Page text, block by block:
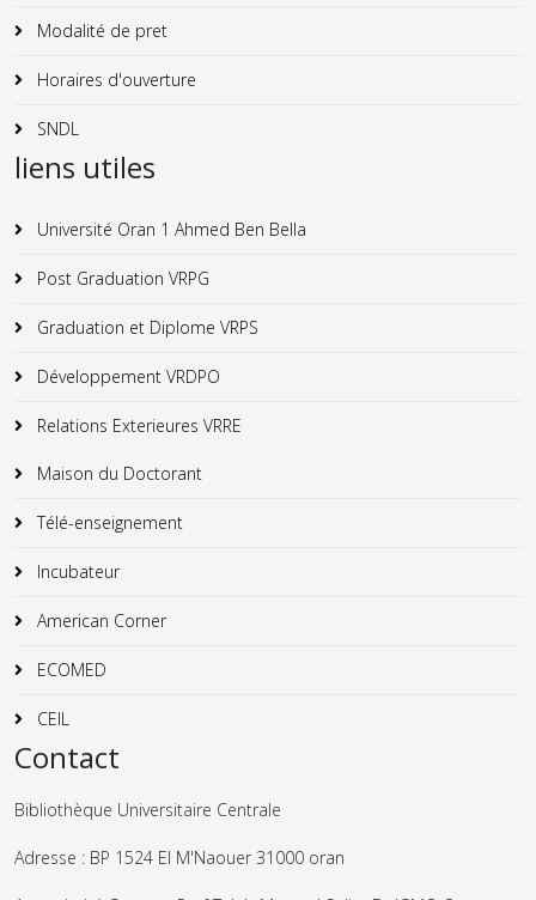
Modalité de pret
Horaires d'ouverture
SNDL
liens utiles
Université Oran 1 Ahmed Ben Bella
Post Graduation VRPG
Graduation et Diplome VRPS
Développement VRDPO
Relations Exterieures VRRE
Maison du Doctorant
Télé-enseignement
Incubateur
American Corner
ECOMED
CEIL
Contact
Bibliothèque Universitaire Centrale
Adresse : BP 1524 El M'Naouer 31000 oran